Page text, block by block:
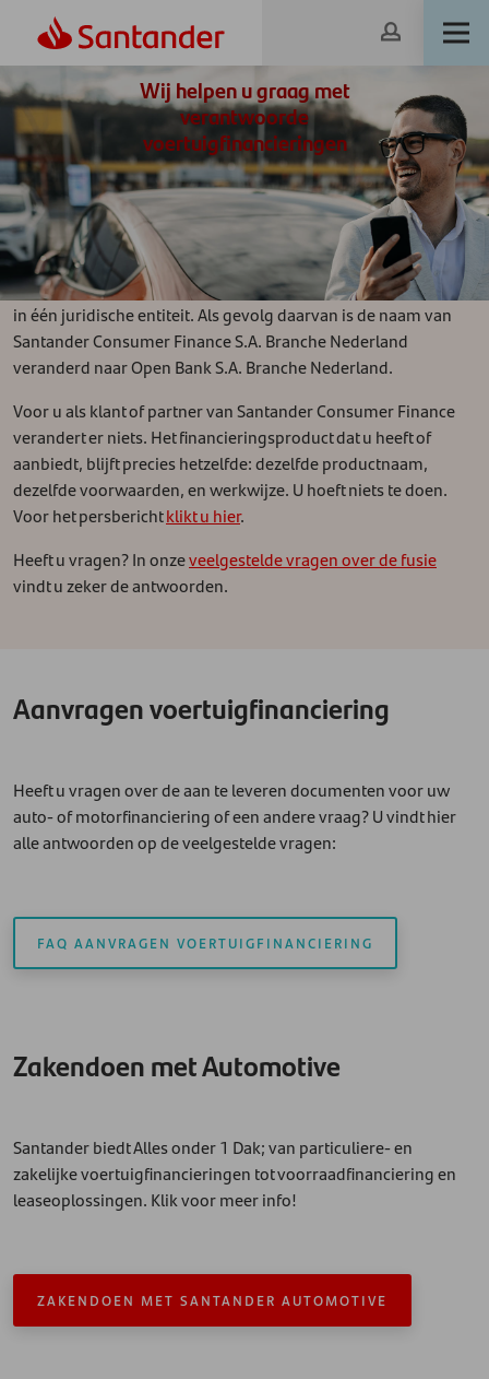
Wij helpen u graag met
verantwoorde
voertuigfinancieringen
Wij hebben onze krachten gebundeld
Santander Consumer Finance en Openbank zijn samengegaan
in één juridische entiteit. Als gevolg daarvan is de naam van
Santander Consumer Finance S.A. Branche Nederland
veranderd naar Open Bank S.A. Branche Nederland.
Voor u als klant of partner van Santander Consumer Finance
verandert er niets. Het financieringsproduct dat u heeft of
aanbiedt, blijft precies hetzelfde: dezelfde productnaam,
dezelfde voorwaarden, en werkwijze. U hoeft niets te doen.
Voor het persberichtklikt u hier.
Heeft u vragen? In onzeveelgestelde vragen over de fusie
vindt u zeker de antwoorden.
Aanvragen voertuigfinanciering
Heeft u vragen over de aan te leveren documenten voor uw
auto- of motorfinanciering of een andere vraag? U vindt hier
alle antwoorden op de veelgestelde vragen:
FAQ AANVRAGEN VOERTUIGFINANCIERING
Zakendoen met Automotive
Santander biedt Alles onder 1 Dak; van particuliere- en
zakelijke voertuigfinancieringen tot voorraadfinanciering en
leaseoplossingen. Klik voor meer info!
ZAKENDOEN MET SANTANDER AUTOMOTIVE